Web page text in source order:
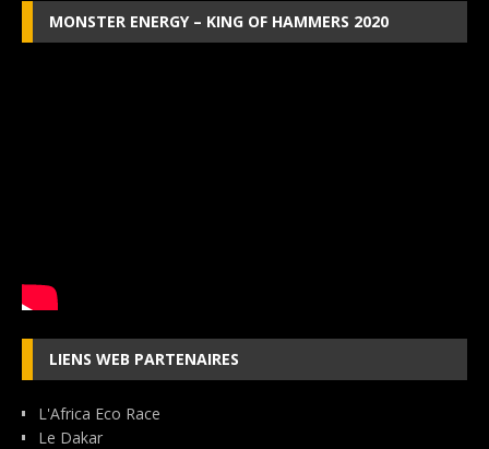
MONSTER ENERGY – KING OF HAMMERS 2020
LIENS WEB PARTENAIRES
L'Africa Eco Race
Le Dakar